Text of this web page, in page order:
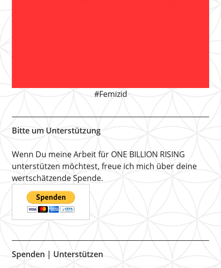
#Femizid
Bitte um Unterstützung
Wenn Du meine Arbeit für ONE BILLION RISING
unterstützen möchtest, freue ich mich über deine
wertschätzende Spende.
Spenden | Unterstützen